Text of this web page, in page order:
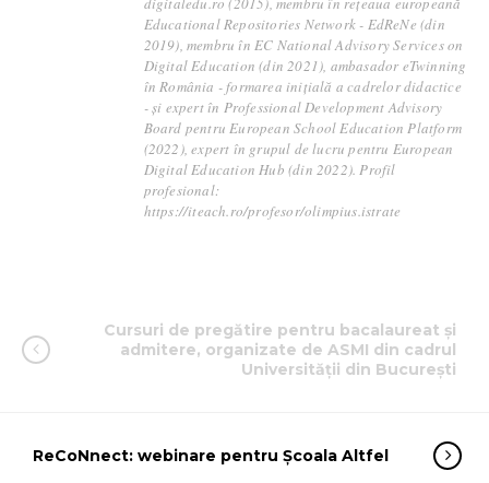
Educational Repositories Network - EdReNe (din
2019), membru în EC National Advisory Services on
Digital Education (din 2021), ambasador eTwinning
în România - formarea inițială a cadrelor didactice
- și expert în Professional Development Advisory
Board pentru European School Education Platform
(2022), expert în grupul de lucru pentru European
Digital Education Hub (din 2022). Profil
profesional:
https://iteach.ro/profesor/olimpius.istrate
Cursuri de pregătire pentru bacalaureat și
admitere, organizate de ASMI din cadrul
Universității din București
ReCoNnect: webinare pentru Școala Altfel